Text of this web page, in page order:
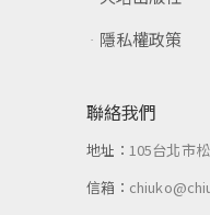
隱私權政策
聯絡我們
地址：105台北市
信箱：